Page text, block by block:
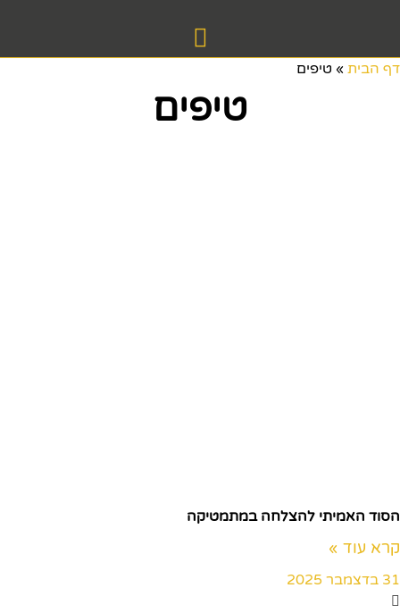
דף הבית » טיפים
טיפים
הסוד האמיתי להצלחה במתמטיקה
קרא עוד »
31 בדצמבר 2025